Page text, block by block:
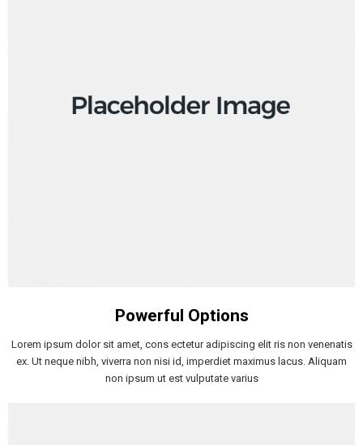
Powerful Options
Lorem ipsum dolor sit amet, cons ectetur adipiscing elit ris non venenatis
ex. Ut neque nibh, viverra non nisi id, imperdiet maximus lacus. Aliquam
non ipsum ut est vulputate varius